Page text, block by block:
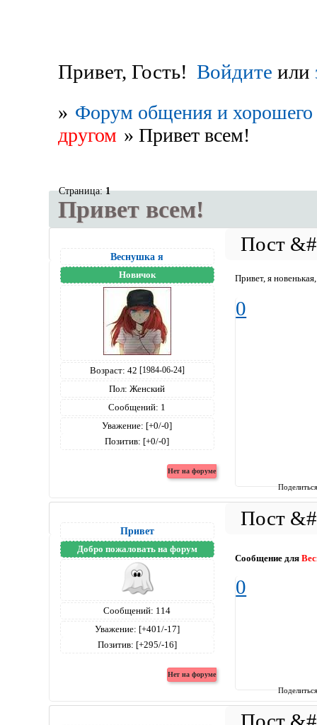
Привет, Гость! Войдите или
» Форум общения и хорошего
другом » Привет всем!
Привет всем!
Страница:1
Веснушка я
Новичок
Возраст: 42 [1984-06-24]
Пол: Женский
Сообщений: 1
Уважение: [+0/-0]
Позитив: [+0/-0]
Привет, я
0
Привет
Добро пожаловать на форум
Сообщений: 114
Уважение: [+401/-17]
Позитив: [+295/-16]
Сообщение для
0